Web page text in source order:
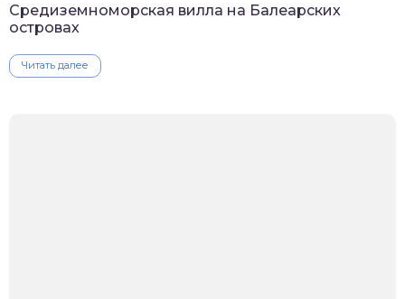
Средиземноморская вилла на Балеарских
островах
Читать далее